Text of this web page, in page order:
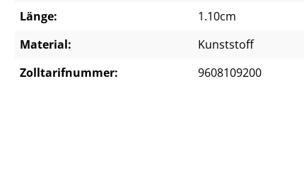
Länge:
1.10cm
Material:
Kunststoff
Zolltarifnummer:
9608109200